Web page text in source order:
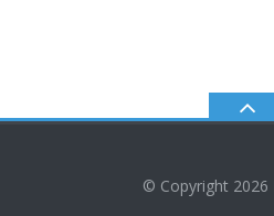
© Copyright 2026